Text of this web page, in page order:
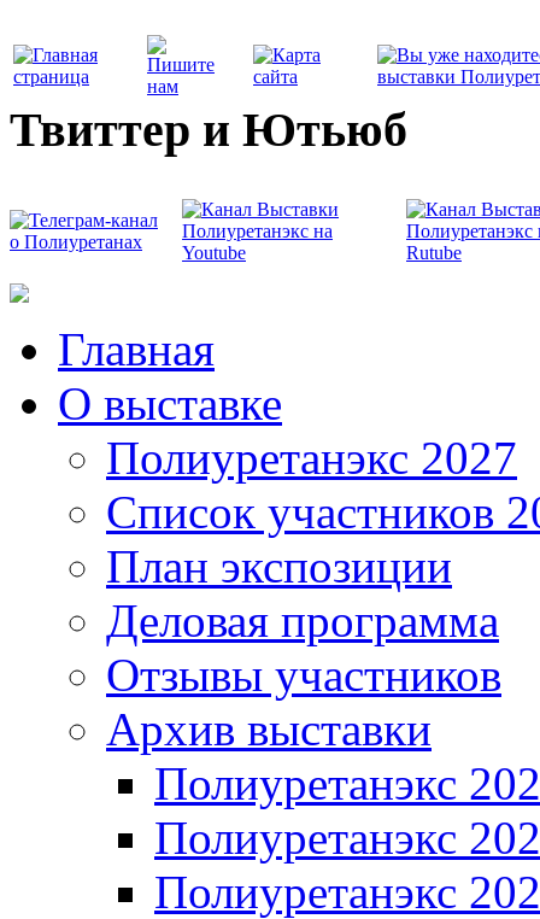
Твиттер и Ютьюб
Главная
О выставке
Полиуретанэкс 2027
Список участников
План экспозиции
Деловая программа
Отзывы участников
Архив выставки
Полиуретанэкс
Полиуретанэкс
Полиуретанэкс